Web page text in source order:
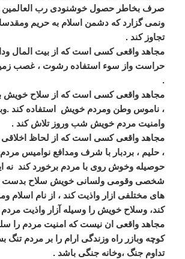
صرف بخاطر حصول خوشنودی رب العالمین
ونمی گزارد که دشمن اسلام به حریم
تجاوز کند .
مجاهد واقعی کسی است که از بیت المال
حراست واز سوء استفاده رشوت ، غصب
.
مجاهد واقعی کسی است که از سلاح خویش
، ناموس وطن ومردم خویش استفاده کند
وامنیت مردم خویش شب وروز تلاش کند .
مجاهد واقعی کسی است که از لحاظ اخلاقی
، حلیم ، بردبار با شرف ومدافع نوامیس مردم
حوصیله وخوش روی با مردم برخورد کند نه
شخصی وقومی ولسانی خویش سلاح بدست
های مختلفی ازار واذیت کند ، از نام اسلام
کند، وسلاح خویش را وسیله آزار واذیت مردم
مجاهد واقعی ان نیست که امنیت مردم را
کوچه وبازر راه وزندگی ارام را بر مردم
تداوم جنگ ،وخانه جنگی باشد .